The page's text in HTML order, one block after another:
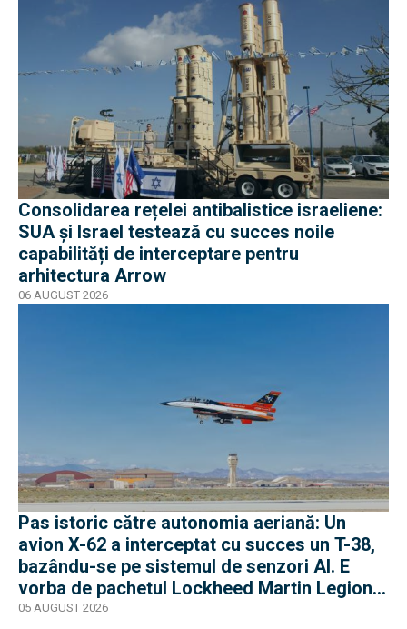
Consolidarea rețelei antibalistice israeliene:
SUA și Israel testează cu succes noile
capabilități de interceptare pentru
arhitectura Arrow
06 AUGUST 2026
Pas istoric către autonomia aeriană: Un
avion X-62 a interceptat cu succes un T-38,
bazându-se pe sistemul de senzori AI. E
vorba de pachetul Lockheed Martin Legion
Pod
05 AUGUST 2026